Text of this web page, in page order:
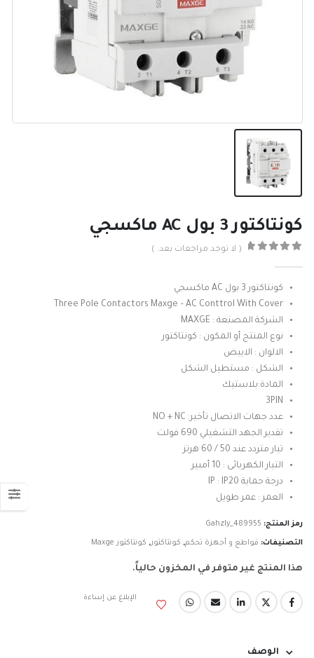
كونتاكتور 3 بول AC ماكسجي
( لا توجد مراجعات بعد. )
كونتاكتور 3 بول AC ماكسجي
Three Pole Contactors Maxge – AC Conttrol With Cover
الشركة المصنعة : MAXGE
نوع المنتج أو المكون : كونتاكتور
الالوان : الابيض
الشكل : مستطيل الشكل
المادة:بلاستيك
3PIN
عدد جهات الاتصال تأخير: NO + NC
تقدير الجهد التشغيلي 690 فولت
تيار متردد عند 50 / 60 هرتز
التيار الكهربائى : 10 أمبير
درجة حماية IP : IP20
العمر : عمر طويل
رمز المنتج: Gahzly_489955
التصنيفات: قواطع و أجهزة تحكم, كونتاكتور, كونتاكتور Maxge
هذا المنتج غير متوفر في المخزون حالياً.
الإبلاغ عن إساءة
الوصف